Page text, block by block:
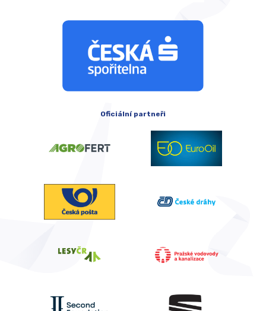
Oficiální partneři